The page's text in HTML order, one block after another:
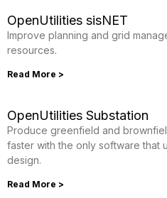
OpenUtilities sisNET
Improve planning and grid
resources.
Read More >
OpenUtilities Substation
Produce greenfield and
faster with the only software that
design.
Read More >